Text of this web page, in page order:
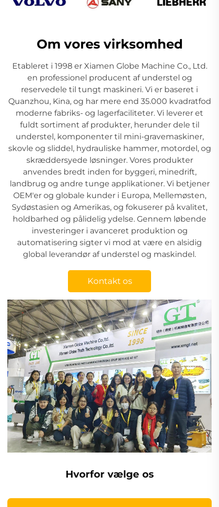
Om vores virksomhed
Etableret i 1998 er Xiamen Globe Machine Co., Ltd.
en professionel producent af understel og
reservedele til tungt maskineri. Vi er baseret i
Quanzhou, Kina, og har mere end 35.000 kvadratfod
moderne fabriks- og lagerfaciliteter. Vi leverer et
fuldt sortiment af produkter, herunder dele til
understel, komponenter til mini-gravemaskiner,
skovle og sliddel, hydrauliske hammer, motordel, og
skræddersyede løsninger. Vores produkter
anvendes bredt inden for byggeri, minedrift,
landbrug og andre tunge applikationer. Vi betjener
OEM'er og globale kunder i Europa, Mellemøsten,
Sydøstasien og Amerikas, og fokuserer på kvalitet,
holdbarhed og pålidelig ydelse. Gennem løbende
investeringer i avanceret produktion og
automatisering sigter vi mod at være en alsidig
global leverandør af understel og maskindel.
Kontakt os
Hvorfor vælge os